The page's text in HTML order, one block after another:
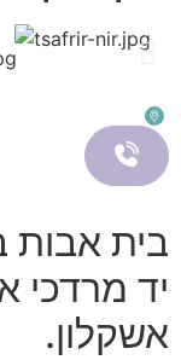
בית אבות
יד מרדכי
אשקלון.